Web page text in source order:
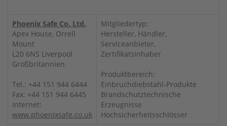
Phoenix Safe Co. Ltd.
Apex House, Orrell
Mount
L20 6NS Liverpool
Großbritannien
Tel.: +44 151 944 6444
Fax: +44 151 944 6445
Internet:
www.phoenixsafe.co.uk
Mitgliedertyp:
Hersteller, Händler,
Serviceanbieter,
Zertifikatsinhaber
Produktbereich:
Einbruchdiebstahl-Produkte
Brandschutztechnische
Erzeugnisse
Hochsicherheitsschlösser